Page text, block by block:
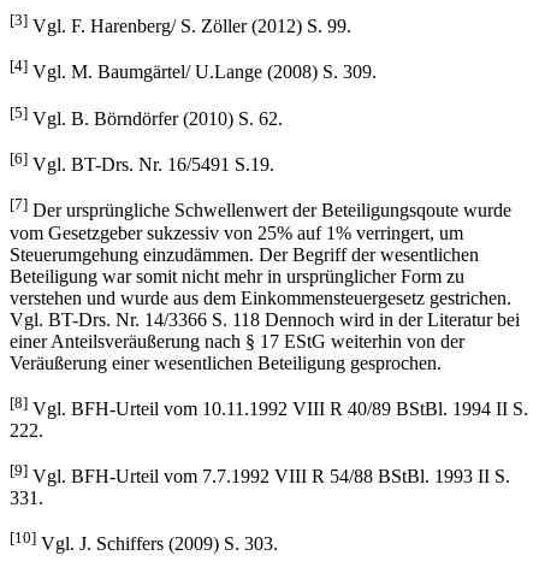
[3] Vgl. F. Harenberg/ S. Zöller (2012) S. 99.
[4] Vgl. M. Baumgärtel/ U.Lange (2008) S. 309.
[5] Vgl. B. Börndörfer (2010) S. 62.
[6] Vgl. BT-Drs. Nr. 16/5491 S.19.
[7] Der ursprüngliche Schwellenwert der Beteiligungsqoute wurde
vom Gesetzgeber sukzessiv von 25% auf 1% verringert, um
Steuerumgehung einzudämmen. Der Begriff der wesentlichen
Beteiligung war somit nicht mehr in ursprünglicher Form zu
verstehen und wurde aus dem Einkommensteuergesetz gestrichen.
Vgl. BT-Drs. Nr. 14/3366 S. 118 Dennoch wird in der Literatur bei
einer Anteilsveräußerung nach § 17 EStG weiterhin von der
Veräußerung einer wesentlichen Beteiligung gesprochen.
[8] Vgl. BFH-Urteil vom 10.11.1992 VIII R 40/89 BStBl. 1994 II S.
222.
[9] Vgl. BFH-Urteil vom 7.7.1992 VIII R 54/88 BStBl. 1993 II S.
331.
[10] Vgl. J. Schiffers (2009) S. 303.